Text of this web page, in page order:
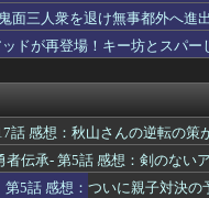
トにネット衝撃「この質感
Xで披露ｗｗｗｗ
い…
ｗｗｗｗｗｗｗｗ
「MXちゃん」プラモデル
生を送るのを楽しむ陰湿な趣
たｗｗｗｗ
面三人衆を退け無事都外へ進
ドが再登場！キー坊とスパー
話 感想：秋山さんの逆転の策
伝承- 第5話 感想：剣のない
5話 感想：ついに親子対決の